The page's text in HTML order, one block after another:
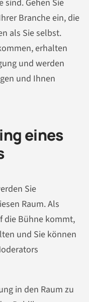
sind. Gehen Sie
Branche ein, die
als Sie selbst.
erhalten
und werden
und Ihnen
eines
Sie
Raum. Als
die Bühne kommt,
und Sie können
in den Raum zu